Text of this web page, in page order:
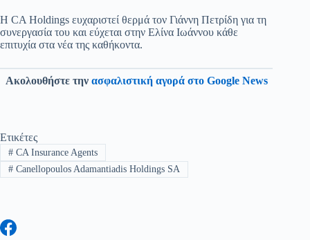
Η CA Holdings ευχαριστεί θερμά τον Γιάννη Πετρίδη για τη
συνεργασία του και εύχεται στην Ελίνα Ιωάννου κάθε
επιτυχία στα νέα της καθήκοντα.
Ακολουθήστε την ασφαλιστική αγορά στο Google News
Ετικέτες
#CA Insurance Agents
#Canellopoulos Adamantiadis Holdings SA